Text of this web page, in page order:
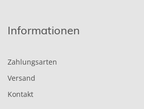
Informationen
Zahlungsarten
Versand
Kontakt